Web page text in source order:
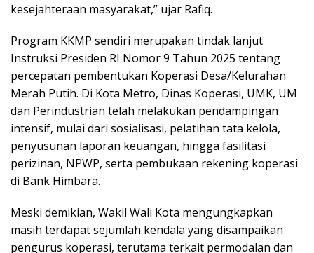
kesejahteraan masyarakat,” ujar Rafiq.
Program KKMP sendiri merupakan tindak lanjut
Instruksi Presiden RI Nomor 9 Tahun 2025 tentang
percepatan pembentukan Koperasi Desa/Kelurahan
Merah Putih. Di Kota Metro, Dinas Koperasi, UMK, UM
dan Perindustrian telah melakukan pendampingan
intensif, mulai dari sosialisasi, pelatihan tata kelola,
penyusunan laporan keuangan, hingga fasilitasi
perizinan, NPWP, serta pembukaan rekening koperasi
di Bank Himbara.
Meski demikian, Wakil Wali Kota mengungkapkan
masih terdapat sejumlah kendala yang disampaikan
pengurus koperasi, terutama terkait permodalan dan